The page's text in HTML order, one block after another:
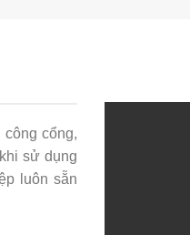
cổng,
sử dụng
luôn sẵn